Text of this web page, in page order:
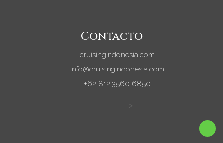
Contacto
cruisingindonesia.com
info@cruisingindonesia.com
+62 812 3560 6850
>